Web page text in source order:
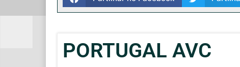
PORTUGAL AVC